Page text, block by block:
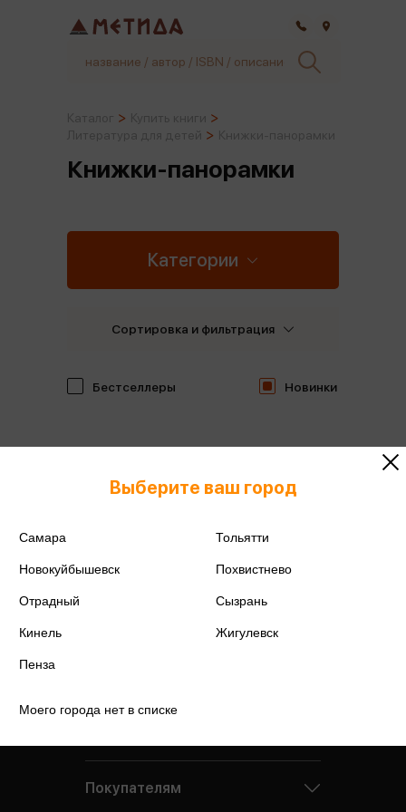
Книжки-панорамки
Категории
Бестселлеры Новинки
Сортировка и фильтрация
Выберите ваш город
Самара Тольятти
Новокуйбышевск Похвистнево
Отрадный Сызрань
Кинель Жигулевск
Пенза
Моего города нет в списке
Покупателям